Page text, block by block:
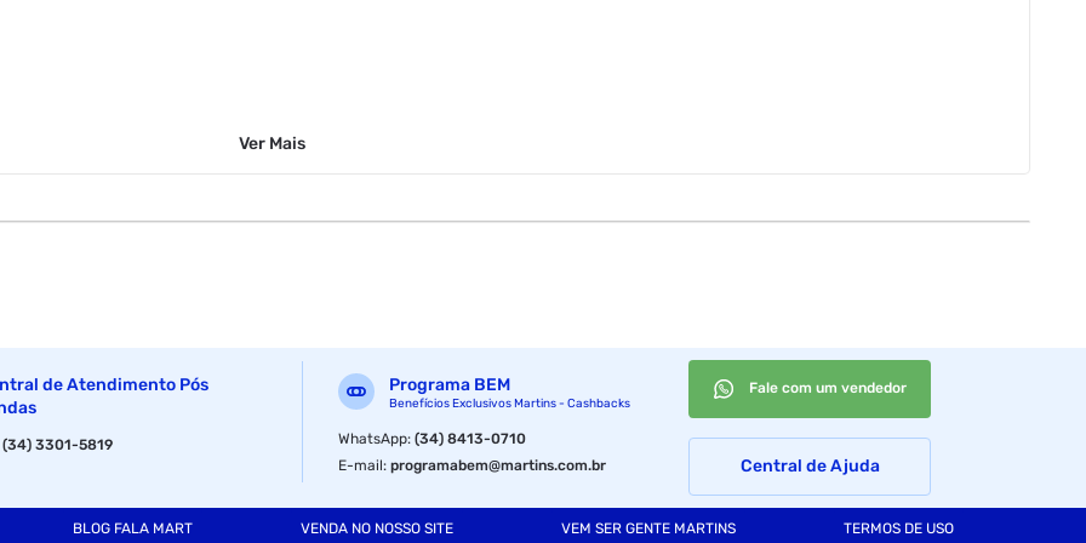
Ver Mais
de Atendimento Pós
(34) 3301-5819
Programa BEM
Benefícios Exclusivos Martins - Cashbacks
WhatsApp:(34) 8413-0710
E-mail:programabem@martins.com.br
Fale com um vendedor
Central de Ajuda
BLOG FALA MART VENDA NO NOSSO SITE VEM SER GENTE MARTINS TERMOS DE USO